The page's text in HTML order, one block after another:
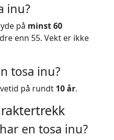
inu?
på minst60
enn 55. Vekt er ikke
tosa inu?
på rundt 10 år.
en tosa inu?